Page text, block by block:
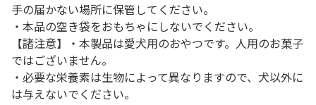
手の届かない場所に保管してください。
・本品の空き袋をおもちゃにしないでください。
【諸注意】・本製品は愛犬用のおやつです。人用のお菓子
ではございません。
・必要な栄養素は生物によって異なりますので、犬以外に
は与えないでください。